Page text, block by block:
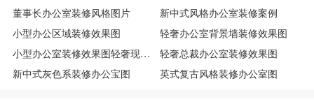
董事长办公室装修风格图片
新中式风格办公室装修案例
小型办公区域装修效果图
轻奢办公室背景墙装修效果图
小型办公室装修效果图轻奢现代图
轻奢总裁办公室装修效果图
新中式灰色系装修办公宝图
英式复古风格装修办公室图